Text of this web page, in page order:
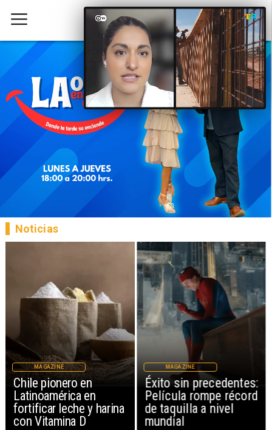
Chile pionero en
Latinoamérica en
fortificar leche y harina
con Vitamina D
MAGAZINE
Éxito sin precedentes:
Película rompe récord
de taquilla a nivel
mundial
MAGAZINE
Noticias